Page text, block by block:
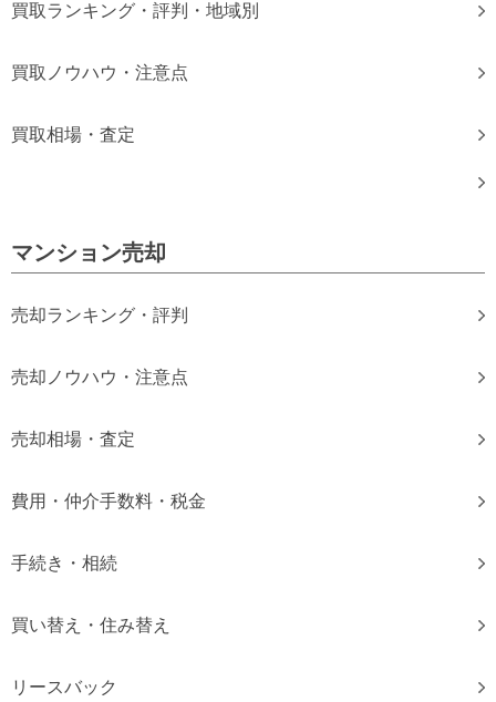
買取ランキング・評判・地域別
買取ノウハウ・注意点
買取相場・査定
マンション売却
売却ランキング・評判
売却ノウハウ・注意点
売却相場・査定
費用・仲介手数料・税金
手続き・相続
買い替え・住み替え
リースバック